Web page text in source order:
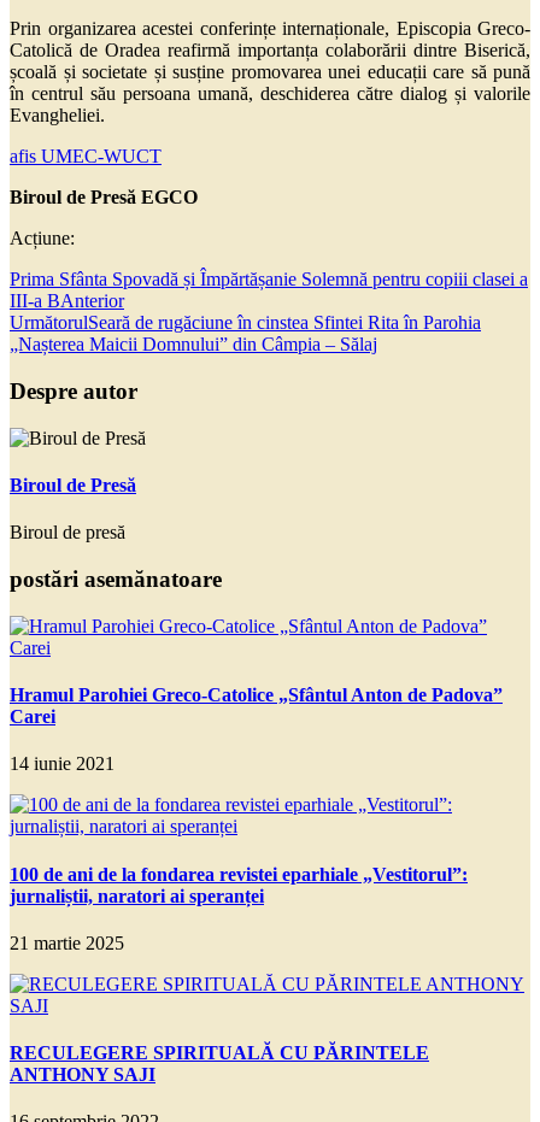
Prin organizarea acestei conferințe internaționale, Episcopia Greco-
Catolică de Oradea reafirmă importanța colaborării dintre Biserică,
școală și societate și susține promovarea unei educații care să pună
în centrul său persoana umană, deschiderea către dialog și valorile
Evangheliei.
afis UMEC-WUCT
Biroul de Presă EGCO
Acțiune:
Prima Sfânta Spovadă și Împărtășanie Solemnă pentru copiii clasei a
III-a BAnterior
UrmătorulSeară de rugăciune în cinstea Sfintei Rita în Parohia
„Nașterea Maicii Domnului” din Câmpia – Sălaj
Despre autor
Biroul de Presă
Biroul de presă
postări asemănatoare
Hramul Parohiei Greco-Catolice „Sfântul Anton de Padova”
Carei
14 iunie 2021
100 de ani de la fondarea revistei eparhiale „Vestitorul”:
jurnaliștii, naratori ai speranței
21 martie 2025
RECULEGERE SPIRITUALĂ CU PĂRINTELE
ANTHONY SAJI